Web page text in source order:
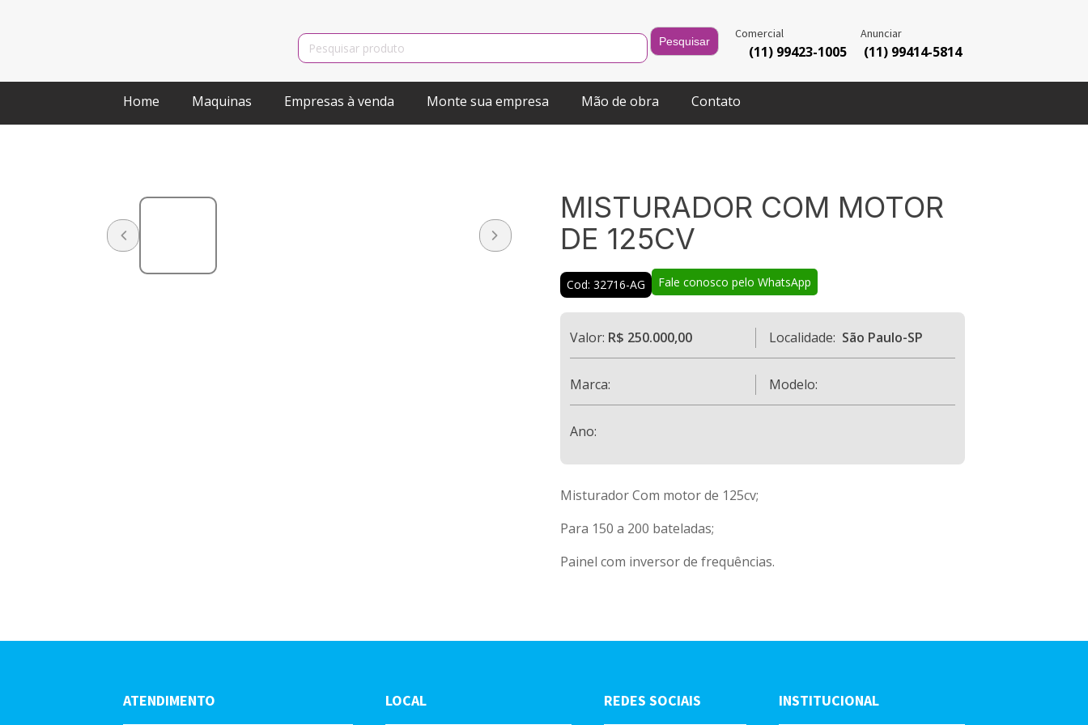
Search
for:
Comercial
(11) 99423-1005
Anunciar
(11) 99414-5814
Home Maquinas Empresas à venda Monte sua empresa Mão de obra Contato
MISTURADOR COM MOTOR
DE 125CV
Cod: 32716-AG Fale conosco pelo WhatsApp
Valor: R$ 250.000,00 Localidade: São Paulo-SP
Marca: Modelo:
Ano:
Misturador Com motor de 125cv;
Para 150 a 200 bateladas;
Painel com inversor de frequências.
ATENDIMENTO LOCAL REDES SOCIAIS INSTITUCIONAL